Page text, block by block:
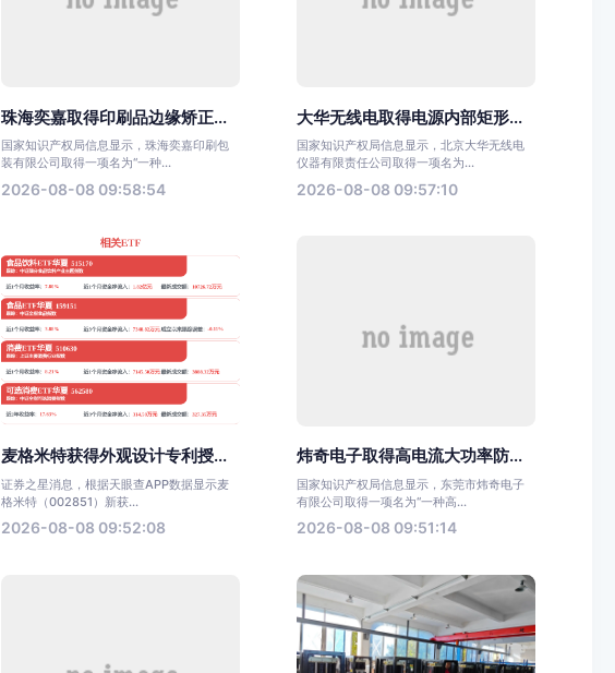
珠海奕嘉取得印刷品边缘矫正...
国家知识产权局信息显示，珠海奕嘉印刷包
装有限公司取得一项名为“一种...
2026-08-08 09:58:54
大华无线电取得电源内部矩形...
国家知识产权局信息显示，北京大华无线电
仪器有限责任公司取得一项名为...
2026-08-08 09:57:10
麦格米特获得外观设计专利授...
证券之星消息，根据天眼查APP数据显示麦
格米特（002851）新获...
2026-08-08 09:52:08
炜奇电子取得高电流大功率防...
国家知识产权局信息显示，东莞市炜奇电子
有限公司取得一项名为“一种高...
2026-08-08 09:51:14